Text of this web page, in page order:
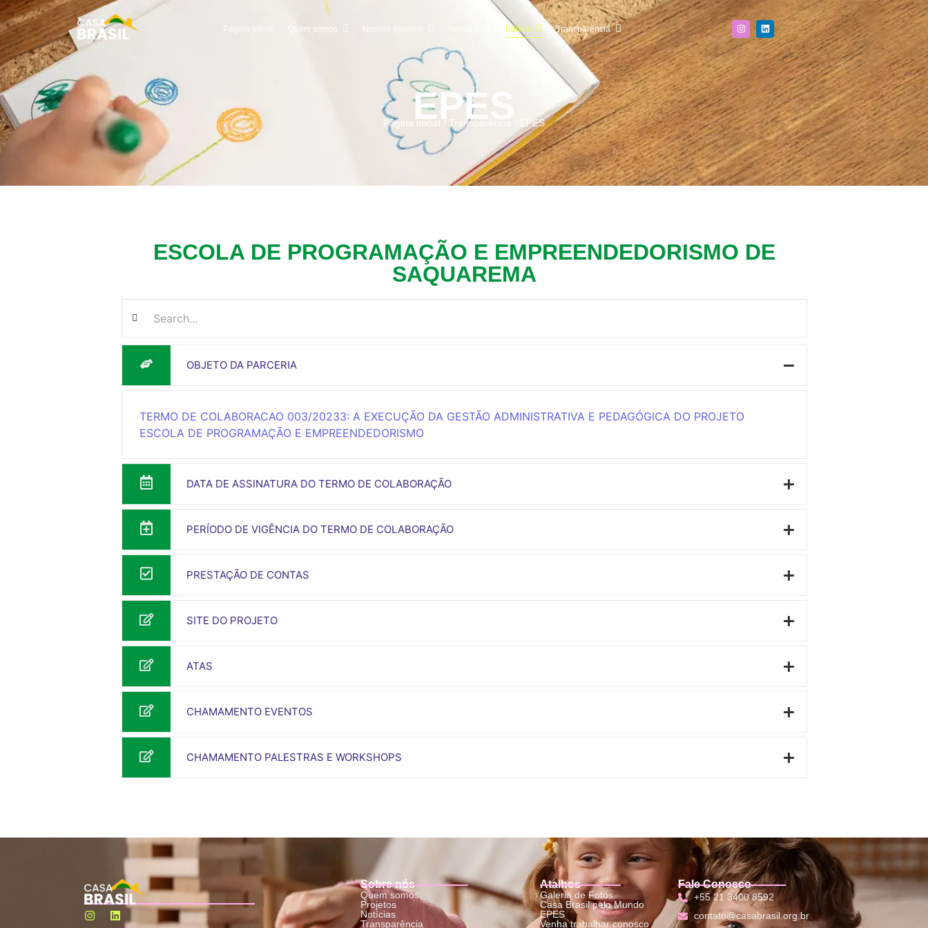
Página inicial Quem somos Nossos projetos Editais Transparência
EPES
Página inicial / Transparência / EPES
ESCOLA DE PROGRAMAÇÃO E EMPREENDEDORISMO DE
SAQUAREMA
OBJETO DA PARCERIA
TERMO DE COLABORACAO 003/20233: A EXECUÇÃO DA GESTÃO ADMINISTRATIVA E PEDAGÓGICA DO PROJETO
ESCOLA DE PROGRAMAÇÃO E EMPREENDEDORISMO
DATA DE ASSINATURA DO TERMO DE COLABORAÇÃO
PERÍODO DE VIGÊNCIA DO TERMO DE COLABORAÇÃO
PRESTAÇÃO DE CONTAS
SITE DO PROJETO
ATAS
CHAMAMENTO EVENTOS
CHAMAMENTO PALESTRAS E WORKSHOPS
Sobre nós
Quem somos
Projetos
Notícias
Transparência
Atalhos
Galeria de Fotos
Casa Brasil pelo Mundo
EPES
Venha trabalhar conosco
Fale Conosco
+55 21 3400 8592
contato@casabrasil.org.br